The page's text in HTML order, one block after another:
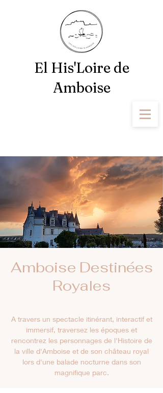
El His'Loire de
Amboise
Amboise Destinées
Royales
A travers un spectacle itinérant, interactif et
immersif, traversez les époques et
rencontrez les personnages de l'Histoire de
la ville d'Amboise et de son château royal
lors d'une balade nocturne dans son
magnifique parc.